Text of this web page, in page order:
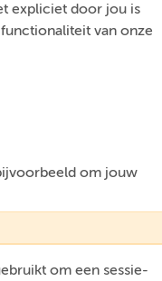
expliciet door jou is
van onze
om jouw
om een sessie-